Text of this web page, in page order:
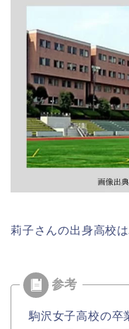
莉子さんの出身高校
駒沢女子高校の卒